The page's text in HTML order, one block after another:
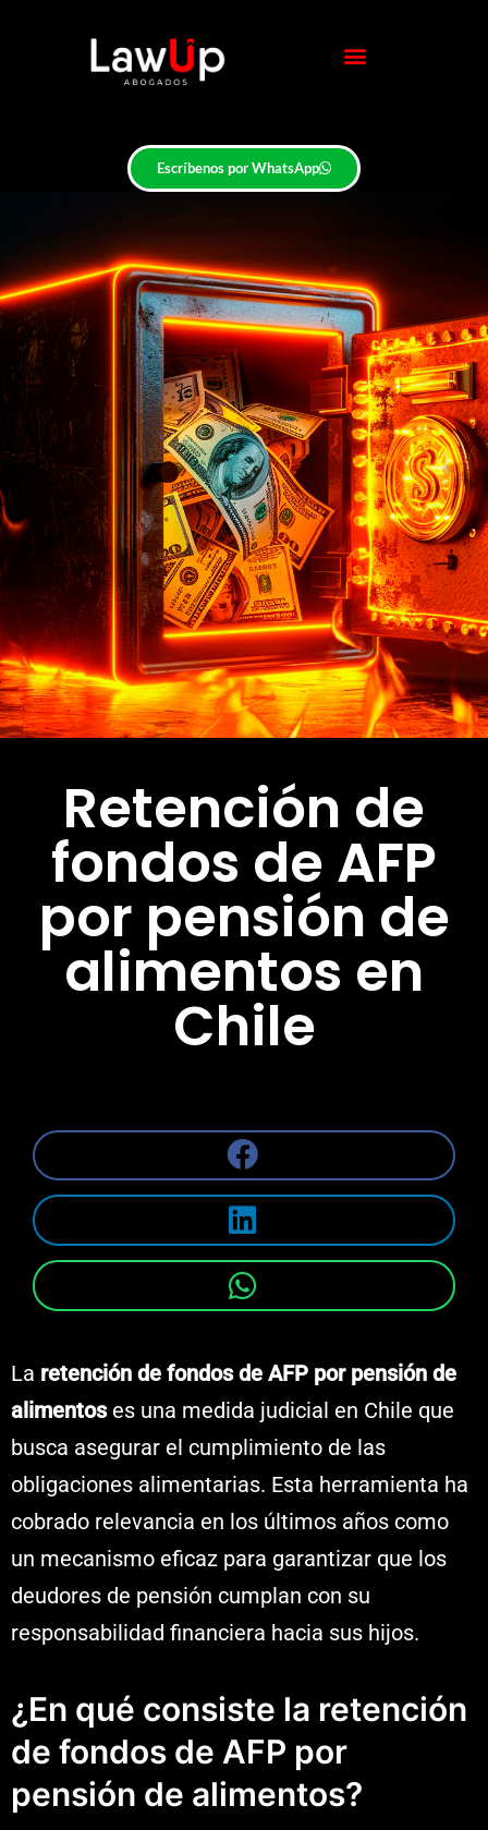
Escríbenos por WhatsApp
Retención de
fondos de AFP
por pensión de
alimentos en
Chile
La retención de fondos de AFP por pensión de
alimentoses una medida judicial en Chile que
busca asegurar el cumplimiento de las
obligaciones alimentarias. Esta herramienta ha
cobrado relevancia en los últimos años como
un mecanismo eficaz para garantizar que los
deudores de pensión cumplan con su
responsabilidad financiera hacia sus hijos.
¿En qué consiste la retención
de fondos de AFP por
pensión de alimentos?